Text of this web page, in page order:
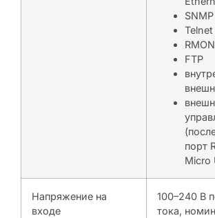
Telnet
FTP
порт
Micro
Напряжение на
входе
100–240 В
тока,